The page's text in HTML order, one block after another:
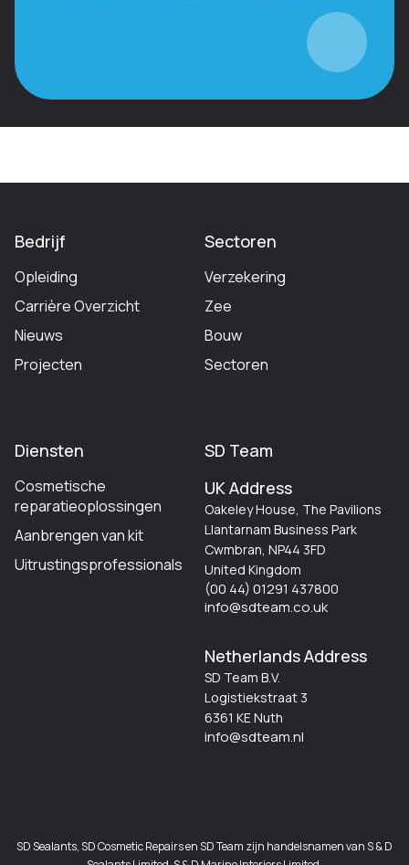
Bedrijf
Opleiding
Carrière Overzicht
Nieuws
Projecten
Sectoren
Verzekering
Zee
Bouw
Sectoren
Diensten
Cosmetische
reparatieoplossingen
Aanbrengen van kit
Uitrustingsprofessionals
SD Team
UK Address
Oakeley House, The Pavilions
Llantarnam Business Park
Cwmbran, NP44 3FD
United Kingdom
(00 44) 01291 437800
info@sdteam.co.uk
Netherlands Address
SD Team B.V.
Logistiekstraat 3
6361 KE Nuth
info@sdteam.nl
SD Sealants, SD Cosmetic Repairs en SD Team zijn handelsnamen van S & D